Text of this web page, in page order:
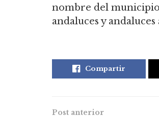
nombre del
andaluces y
Compartir
Post anterior